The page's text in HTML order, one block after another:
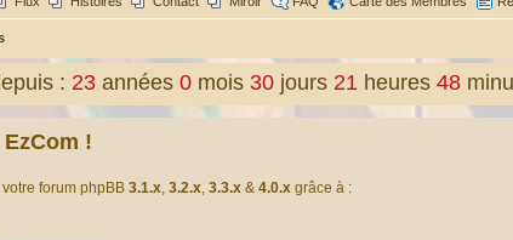
: 23 années 0 mois 30 jours 21 heures 48
!
forum phpBB 3.1.x, 3.2.x, 3.3.x & 4.0.x grâce à :